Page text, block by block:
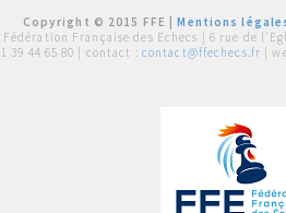
Copyright © 2015 FFE |Mentions
Fédération Française des Echecs | 6 rue de
39 44 65 80 | contact : contact@ffechecs.fr |